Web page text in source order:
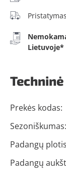
Lietuvoje*
Prekės kodas:
Sezoniškumas:
Padangų
Padangų